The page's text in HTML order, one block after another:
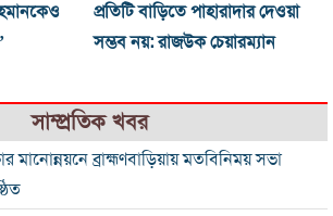
প্রতিটি বাড়িতে পাহারাদার দেওয়া
সম্ভব নয়: রাজউক চেয়ারম্যান
সাম্প্রতিক খবর
মানোন্নয়নে ব্রাহ্মণবাড়িয়ায় মতবিনিময় সভা